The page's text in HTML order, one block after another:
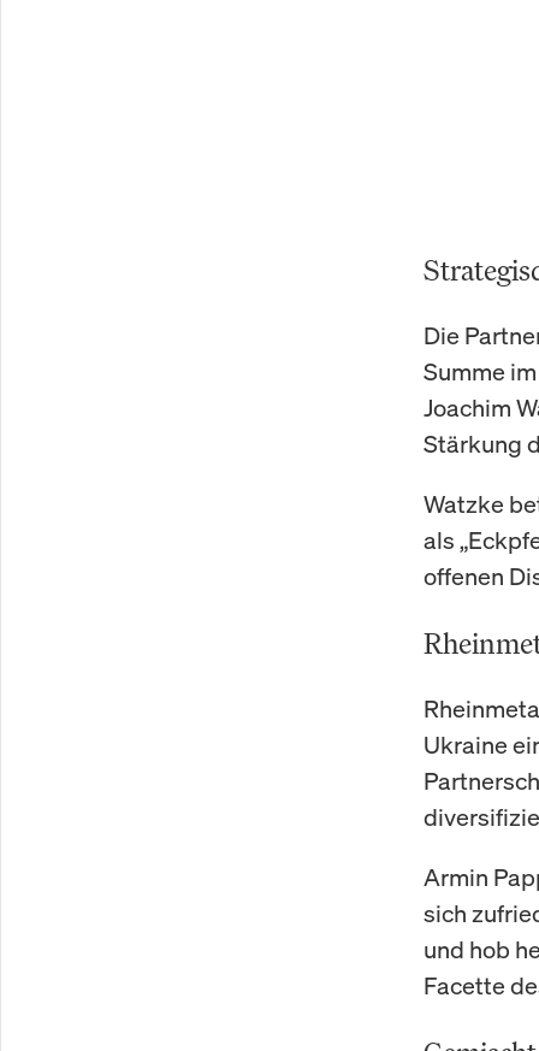
Die
Summe
Joachim
Stärkung
Watzke
als
offenen
Ukraine
Armin
sich
und hob
Facette